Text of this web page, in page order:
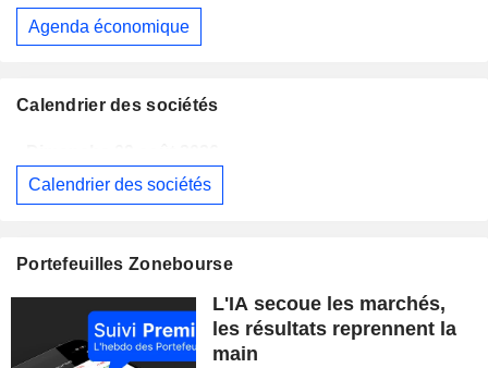
Agenda économique
Calendrier des sociétés
WESTPAC BANKING CORPORATION
SIMON PROPERTY GROUP, INC.
FERGUSON ENTERPRISES INC. Publication des résultats - Q2 2026 12:45
ROCKET LAB CORPORATION
Calendrier des sociétés
Portefeuilles Zonebourse
L'IA secoue les marchés,
les résultats reprennent la
main